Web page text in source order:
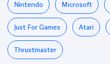
Nintendo Microsoft
Just For Games Atari
Thrustmaster